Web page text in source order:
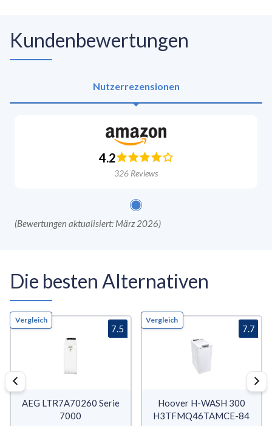
Kundenbewertungen
Nutzerrezensionen
4.2
326 Reviews
(Bewertungen aktualisiert: März 2026)
Die besten Alternativen
Vergleich
AEG LTR7A70260 Serie
7000
7.5
Vergleich
Hoover H-WASH 300
H3TFMQ46TAMCE-84
7.7